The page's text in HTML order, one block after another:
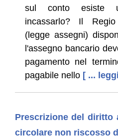
sul conto esiste
incassarlo? Il
(legge assegni)
l'assegno bancario
pagamento nel
pagabile nello [ ...
Prescrizione del diritto
circolare non riscosso